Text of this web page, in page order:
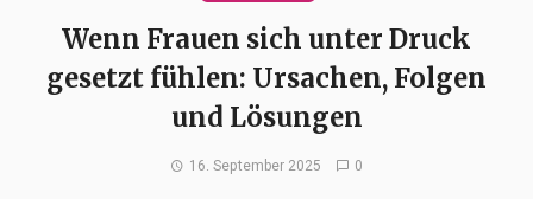
Wenn Frauen sich unter Druck
gesetzt fühlen: Ursachen, Folgen
und Lösungen
16. September 2025 0